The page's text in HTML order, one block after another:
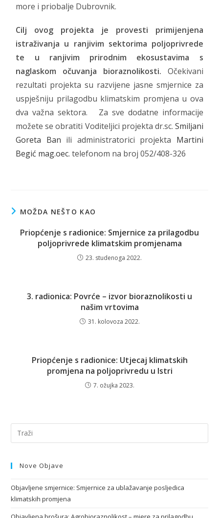
more i priobalje Dubrovnik.
Cilj ovog projekta je provesti primijenjena
istraživanja u ranjivim sektorima poljoprivrede
te u ranjivim prirodnim ekosustavima s
naglaskom očuvanja bioraznolikosti. Očekivani
rezultati projekta su razvijene jasne smjernice za
uspješniju prilagodbu klimatskim promjena u ova
dva važna sektora. Za sve dodatne informacije
možete se obratiti Voditeljici projekta dr.sc. Smiljani
Goreta Ban ili administratorici projekta Martini
Begić mag.oec. telefonom na broj 052/408-326
MOŽDA NEŠTO KAO
Priopćenje s radionice: Smjernice za prilagodbu
poljoprivrede klimatskim promjenama
23. studenoga 2022.
3. radionica: Povrće – izvor bioraznolikosti u
našim vrtovima
31. kolovoza 2022.
Priopćenje s radionice: Utjecaj klimatskih
promjena na poljoprivredu u Istri
7. ožujka 2023.
Nove Objave
Objavljene smjernice: Smjernice za ublažavanje posljedica
klimatskih promjena